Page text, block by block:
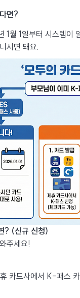
면?
1월 1일부터 시스템이
시면 돼요.
? (신규 신청)
주세요!
카드사에서 K-패스